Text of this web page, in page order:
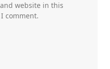
website in this
comment.